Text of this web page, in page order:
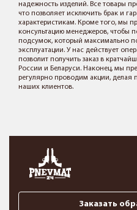
надежность изделий. Все товары
что позволяет исключить брак и
характеристикам. Кроме того, мы
консультацию менеджеров, чтобы
подсумок, который максимально
эксплуатации. У нас действует
позволит получить заказ в
России и Беларуси. Наконец, мы
регулярно проводим акции, делая
наших клиентов.
Заказать